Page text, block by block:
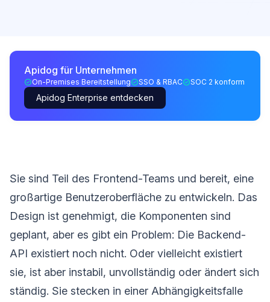
Apidog für Unternehmen
On-Premises Bereitstellung SSO & RBAC SOC 2 konform
Apidog Enterprise entdecken
Sie sind Teil des Frontend-Teams und bereit, eine
großartige Benutzeroberfläche zu entwickeln. Das
Design ist genehmigt, die Komponenten sind
geplant, aber es gibt ein Problem: Die Backend-
API existiert noch nicht. Oder vielleicht existiert
sie, ist aber instabil, unvollständig oder ändert sich
ständig. Sie stecken in einer Abhängigkeitsfalle